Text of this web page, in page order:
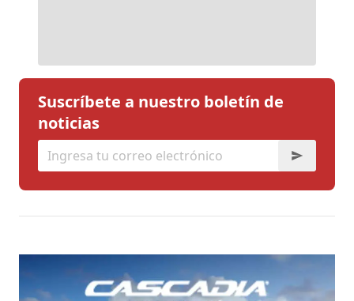
Suscríbete a nuestro boletín de
noticias